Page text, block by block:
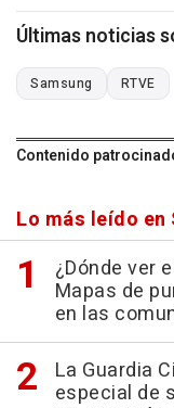
Últimas noticias
Samsung RTVE
Contenido
Lo más leído en
¿Dónde ver
Mapas de
en las
La Guardia
especial de